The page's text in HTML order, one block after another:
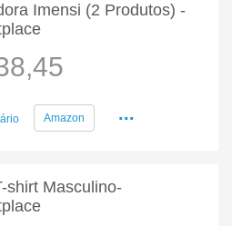
Imensi (2 Produtos) -
Amazon ...
shirt Masculino-